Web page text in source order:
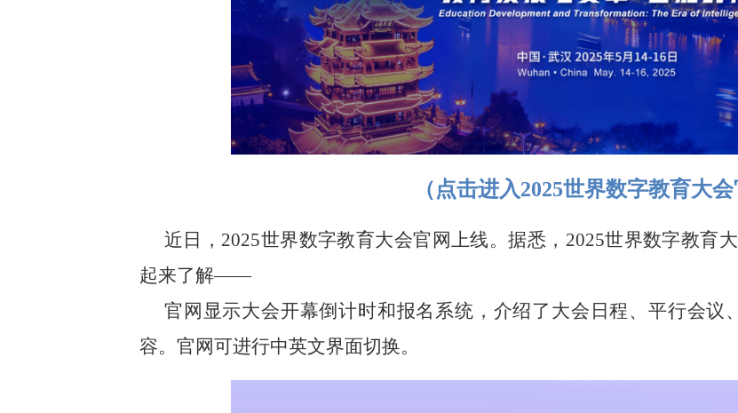
（点击进入2025世界数字教育大会
近日， 2025世界数字教育大会官网上线。据悉，2025世界数字教育
起来了解——
官网显示大会开幕倒计时和报名系统，介绍了大会日程、平行会议
容。官网可进行中英文界面切换。